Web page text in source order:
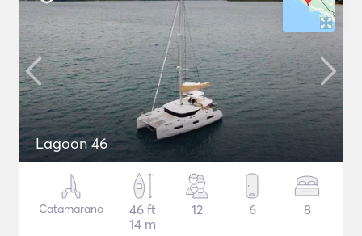
Lagoon 46
Catamarano
46 ft
14 m
12 6 8